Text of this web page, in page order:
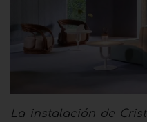
La instalación de